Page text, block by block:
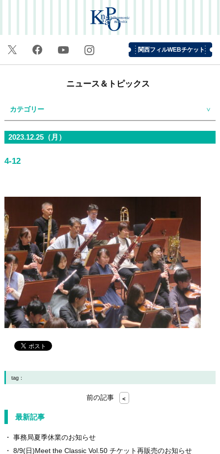
関西フィルWEBチケット
ニュース＆トピックス
カテゴリー
2023.12.25（月）
4-12
tag：
前の記事 <
最新記事
事務局夏季休業のお知らせ
8/9(日)Meet the Classic Vol.50 チケット再販売のお知らせ